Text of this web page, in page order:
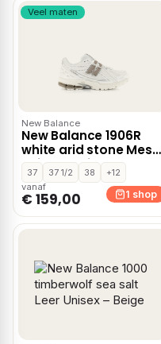
Veel maten
New Balance
New Balance 1906R
white arid stone Mesh
Unisex – Wit
37 37 1/2 38
+12
vanaf
€ 159,00 1 shop